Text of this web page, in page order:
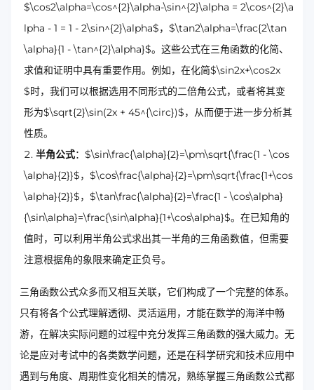
$\cos2\alpha=\cos^{2}\alpha-\sin^{2}\alpha = 2\cos^{2}\a
lpha - 1 = 1 - 2\sin^{2}\alpha$，$\tan2\alpha=\frac{2\tan
\alpha}{1 - \tan^{2}\alpha}$。这些公式在三角函数的化简、
求值和证明中具有重要作用。例如，在化简$\sin2x+\cos2x
$时，我们可以根据选用不同形式的二倍角公式，或者将其变
形为$\sqrt{2}\sin(2x + 45^{\circ})$，从而便于进一步分析其
性质。
半角公式：$\sin\frac{\alpha}{2}=\pm\sqrt{\frac{1 - \cos
\alpha}{2}}$，$\cos\frac{\alpha}{2}=\pm\sqrt{\frac{1+\cos
\alpha}{2}}$，$\tan\frac{\alpha}{2}=\frac{1 - \cos\alpha}
{\sin\alpha}=\frac{\sin\alpha}{1+\cos\alpha}$。在已知角的
值时，可以利用半角公式求出其一半角的三角函数值，但需要
注意根据角的象限来确定正负号。
三角函数公式众多而又相互关联，它们构成了一个完整的体系。
只有将各个公式理解透彻、灵活运用，才能在数学的海洋中畅
游，在解决实际问题的过程中充分发挥三角函数的强大威力。无
论是应对考试中的各类数学问题，还是在科学研究和技术应用中
遇到与角度、周期性变化相关的情况，熟练掌握三角函数公式都